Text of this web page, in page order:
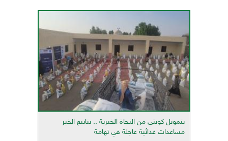
بتمويل كويتي من النجاة الخيرية .. ينابيع الخير
مساعدات غذائية عاجلة في تهامة